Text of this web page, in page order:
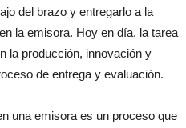
del brazo y entregarlo a la
la emisora. Hoy en día, la tarea
la producción, innovación y
de entrega y evaluación.
una emisora es un proceso que